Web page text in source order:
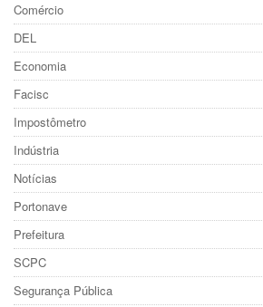
Comércio
DEL
Economia
Facisc
Impostômetro
Indústria
Notícias
Portonave
Prefeitura
SCPC
Segurança Pública